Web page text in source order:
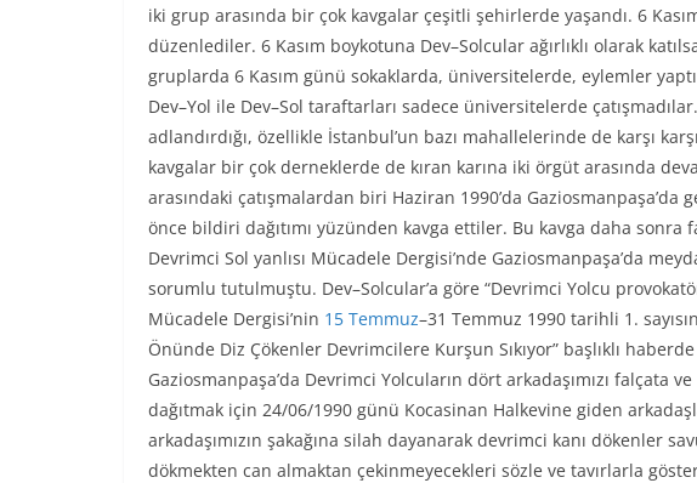
iki grup arasında bir çok kavgalar çeşitli şehirlerde yaşandı. 6
düzenlediler. 6 Kasım boykotuna Dev–Solcular ağırlıklı olarak
gruplarda 6 Kasım günü sokaklarda, üniversitelerde, eylemler
Dev–Yol ile Dev–Sol taraftarları sadece üniversitelerde
adlandırdığı, özellikle İstanbul’un bazı mahallelerinde de karşı
kavgalar bir çok derneklerde de kıran karına iki örgüt arasında
arasındaki çatışmalardan biri Haziran 1990’da Gaziosmanpaşa’da
önce bildiri dağıtımı yüzünden kavga ettiler. Bu kavga daha sonra
Devrimci Sol yanlısı Mücadele Dergisi’nde Gaziosmanpaşa’da
sorumlu tutulmuştu. Dev–Solcular’a göre “Devrimci Yolcu
Mücadele Dergisi’nin 15 Temmuz–31 Temmuz 1990 tarihli 1.
Önünde Diz Çökenler Devrimcilere Kurşun Sıkıyor” başlıklı
Gaziosmanpaşa’da Devrimci Yolcuların dört arkadaşımızı falçata
dağıtmak için 24/06/1990 günü Kocasinan Halkevine giden
arkadaşımızın şakağına silah dayanarak devrimci kanı dökenler
dökmekten can almaktan çekinmeyecekleri sözle ve tavırlarla